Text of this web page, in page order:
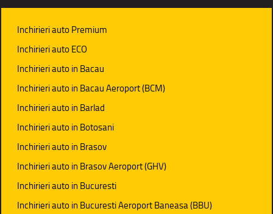
Inchirieri auto Premium
Inchirieri auto ECO
Inchirieri auto in Bacau
Inchirieri auto in Bacau Aeroport (BCM)
Inchirieri auto in Barlad
Inchirieri auto in Botosani
Inchirieri auto in Brasov
Inchirieri auto in Brasov Aeroport (GHV)
Inchirieri auto in Bucuresti
Inchirieri auto in Bucuresti Aeroport Baneasa (BBU)